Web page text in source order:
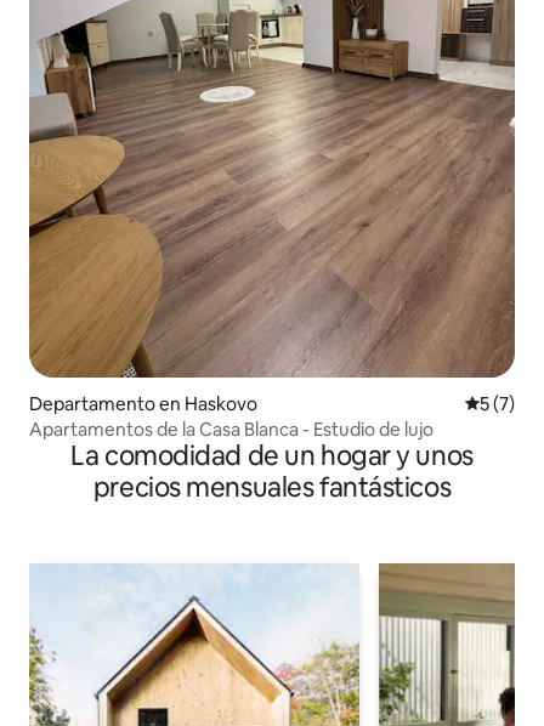
Departamento en Haskovo
5 (7)
Apartamentos de la Casa Blanca - Estudio de lujo
La comodidad de un hogar y unos
precios mensuales fantásticos